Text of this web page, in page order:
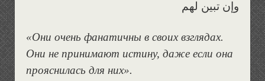
وإن تبين لهم
«Они очень фанатичны в своих взглядах.
Они не принимают истину, даже если она
прояснилась для них».